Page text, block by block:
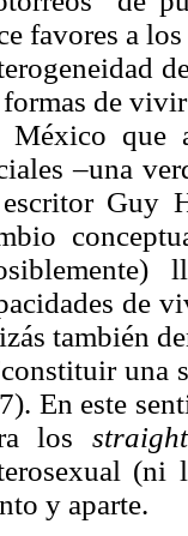
favores a
formas de
México que
–una
Guy
de
también
una
En este
los
(ni
y aparte.